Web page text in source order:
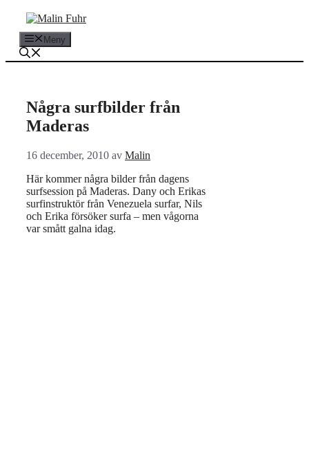
Hoppa
innehåll Meny
Några surfbilder från
Maderas
16 december, 2010 av Malin
Här kommer några bilder från dagens
surfsession på Maderas. Dany och Erikas
surfinstruktör från Venezuela surfar, Nils
och Erika försöker surfa – men vågorna
var smått galna idag.